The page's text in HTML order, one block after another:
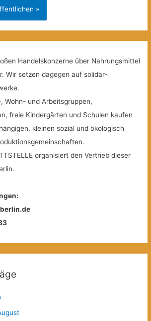
Handelskonzerne über Nahrungsmittel
Wir setzen dagegen auf solidar-
Wohn- und Arbeitsgruppen,
freie Kindergärten und Schulen kaufen
kleinen sozial und ökologisch
organisiert den Vertrieb dieser